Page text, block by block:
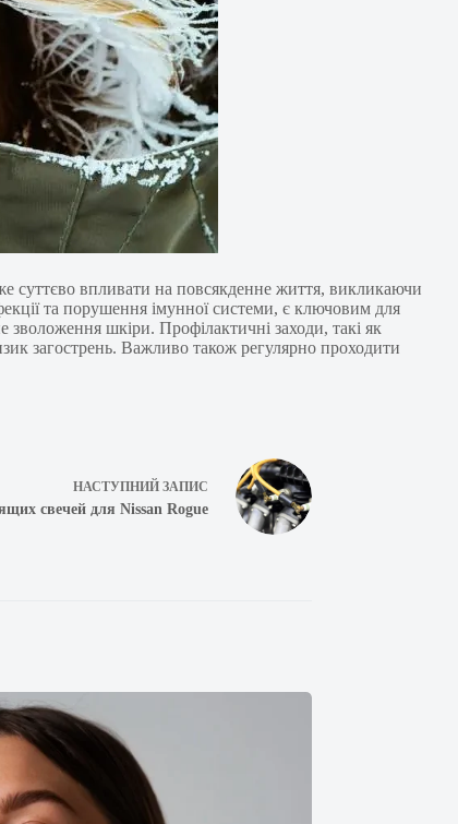
суттєво впливати на повсякденне життя, викликаючи
та порушення імунної системи, є ключовим для
зволоження шкіри. Профілактичні заходи, такі як
загострень. Важливо також регулярно проходити
НАСТУПНИЙ ЗАПИС
свечей для Nissan Rogue